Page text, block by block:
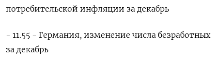
потребительской инфляции за декабрь
- 11.55 - Германия, изменение числа безработных
за декабрь